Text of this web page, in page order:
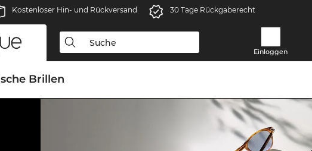
Kostenloser Hin- und Rückversand 30 Tage Rückgaberecht
Einloggen
Brillen